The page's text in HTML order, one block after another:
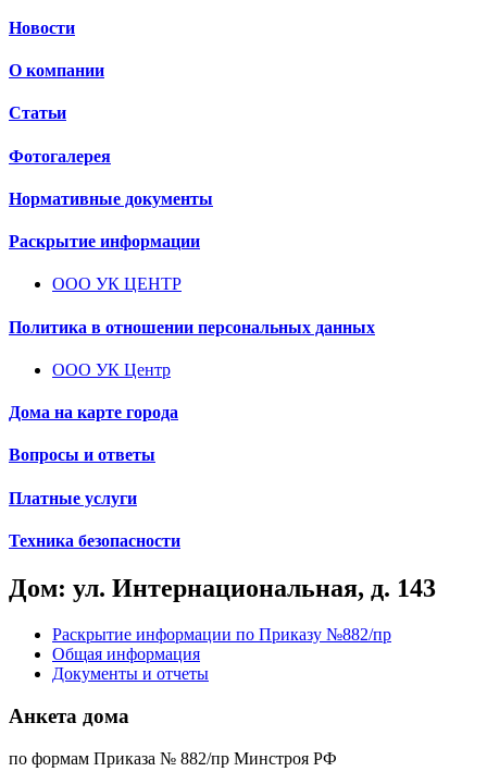
Новости
О компании
Статьи
Фотогалерея
Нормативные документы
Раскрытие информации
ООО УК ЦЕНТР
Политика в отношении персональных данных
ООО УК Центр
Дома на карте города
Вопросы и ответы
Платные услуги
Техника безопасности
Дом: ул. Интернациональная, д. 143
Раскрытие информации по Приказу №882/пр
Общая информация
Документы и отчеты
Анкета дома
по формам Приказа № 882/пр Минстроя РФ